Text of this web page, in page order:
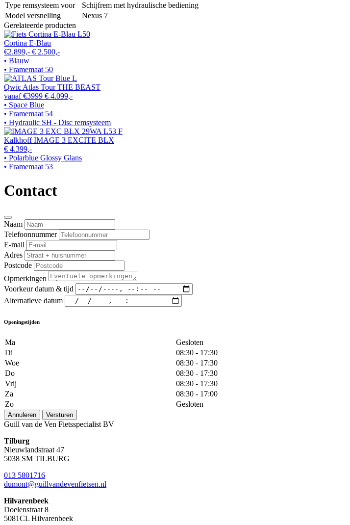
Type remsysteem voor
Schijfrem met hydraulische bediening
Model versnelling
Nexus 7
Gerelateerde producten
Cortina E-Blau
€2.899,- € 2.500,-
• Blauw
• Framemaat 50
Qwic Atlas Tour THE BEAST
vanaf €3999 € 4.099,-
• Space Blue
• Framemaat 54
• Hydraulic SH - Disc remsysteem
Kalkhoff IMAGE 3 EXCITE BLX
€ 4.399,-
• Polarblue Glossy Glans
• Framemaat 53
Contact
Naam
Telefoonnummer
E-mail
Adres
Postcode
Opmerkingen
Voorkeur datum & tijd
Alternatieve datum
Openingstijden
Ma
Gesloten
Di
08:30 - 17:30
Woe
08:30 - 17:30
Do
08:30 - 17:30
Vrij
08:30 - 17:30
Za
08:30 - 17:00
Zo
Gesloten
Annuleren Versturen
Guill van de Ven Fietsspecialist BV
Tilburg
Nieuwlandstraat 47
5038 SM TILBURG
013 5801716
dumont@guillvandevenfietsen.nl
Hilvarenbeek
Doelenstraat 8
5081CL Hilvarenbeek